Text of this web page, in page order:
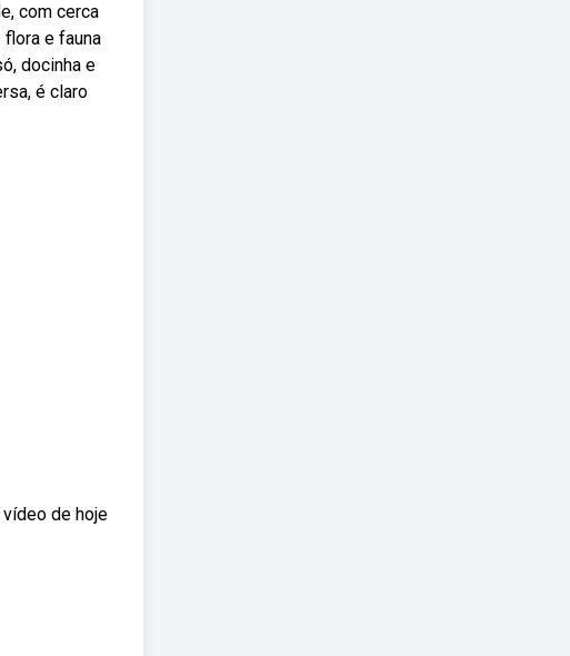
com cerca
e fauna
docinha e
é claro
vídeo de hoje